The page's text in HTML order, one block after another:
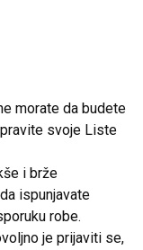
morate da budete
svoje Liste
i brže
ispunjavate
robe.
je prijaviti se,